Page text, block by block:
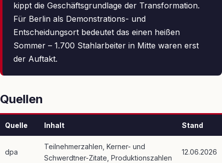
kippt die Geschäftsgrundlage der Transformation.
Für Berlin als Demonstrations- und
Entscheidungsort bedeutet das einen heißen
Sommer – 1.700 Stahlarbeiter in Mitte waren erst
der Auftakt.
Quellen
Quelle Inhalt Stand
dpa
Teilnehmerzahlen, Kerner- und
Schwerdtner-Zitate, Produktionszahlen
12.06.2026